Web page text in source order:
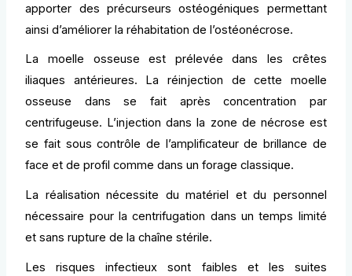
apporter des précurseurs ostéogéniques permettant
ainsi d’améliorer la réhabitation de l’ostéonécrose.
La moelle osseuse est prélevée dans les crêtes
iliaques antérieures. La réinjection de cette moelle
osseuse dans se fait après concentration par
centrifugeuse. L’injection dans la zone de nécrose est
se fait sous contrôle de l’amplificateur de brillance de
face et de profil comme dans un forage classique.
La réalisation nécessite du matériel et du personnel
nécessaire pour la centrifugation dans un temps limité
et sans rupture de la chaîne stérile.
Les risques infectieux sont faibles et les suites